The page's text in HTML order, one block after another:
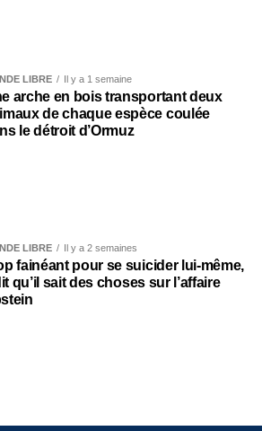
LIBRE Il y a 1 semaine
arche en bois transportant deux
de chaque espèce coulée
le détroit d’Ormuz
LIBRE Il y a 2 semaines
fainéant pour se suicider lui-même,
qu’il sait des choses sur l’affaire